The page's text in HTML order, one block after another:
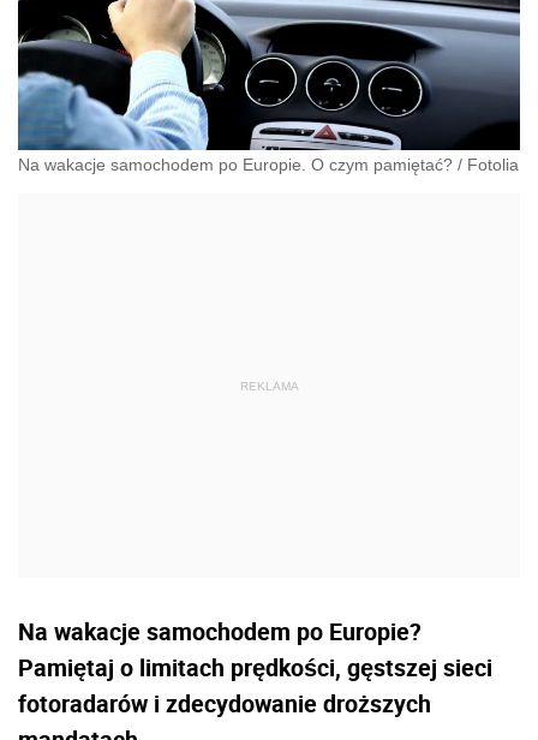
Na wakacje samochodem po Europie. O czym pamiętać? / Fotolia
Na wakacje samochodem po Europie?
Pamiętaj o limitach prędkości, gęstszej sieci
fotoradarów i zdecydowanie droższych